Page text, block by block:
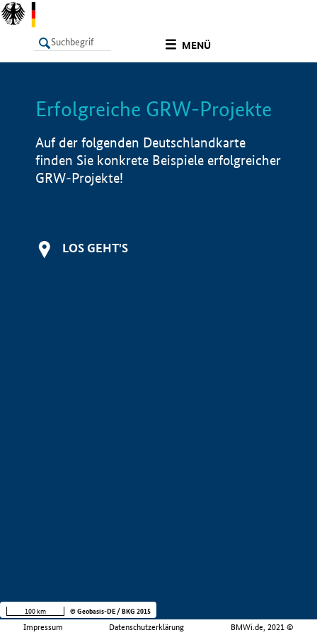
MENÜ
LISTE Info
Erfolgreiche GRW-Projekte
Auf der folgenden Deutschlandkarte
finden Sie konkrete Beispiele erfolgreicher
GRW-Projekte!
LOS GEHT'S
Impressum Datenschutzerklärung BMWi.de, 2021 ©
100 km © Geobasis-DE / BKG 2015